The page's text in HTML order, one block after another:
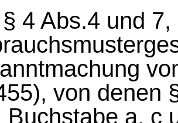
4 Abs.4 und
von denen
Buchstabe a, c